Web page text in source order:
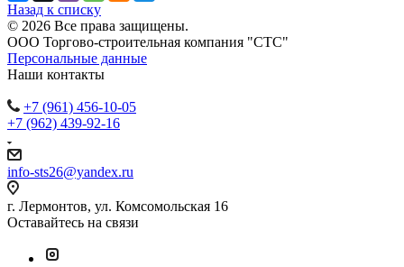
Назад к списку
© 2026 Все права защищены.
ООО Торгово-строительная компания "СТС"
Персональные данные
Наши контакты
+7 (961) 456-10-05
+7 (962) 439-92-16
info-sts26@yandex.ru
г. Лермонтов, ул. Комсомольская 16
Оставайтесь на связи